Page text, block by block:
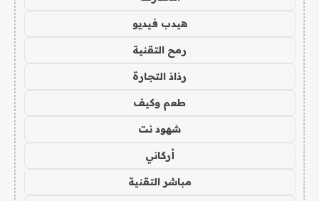
هيدب فيديو
رمح التقنية
رذاذ التجارة
طعم وكيف
شهود نت
أركاني
مباشر التقنية